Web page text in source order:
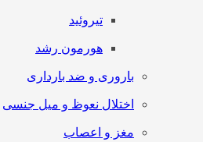
تیروئید
هورمون رشد
باروری و ضد بارداری
اختلال نعوظ و میل جنسی
مغز و اعصاب